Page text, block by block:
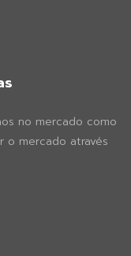
no mercado como
o mercado através